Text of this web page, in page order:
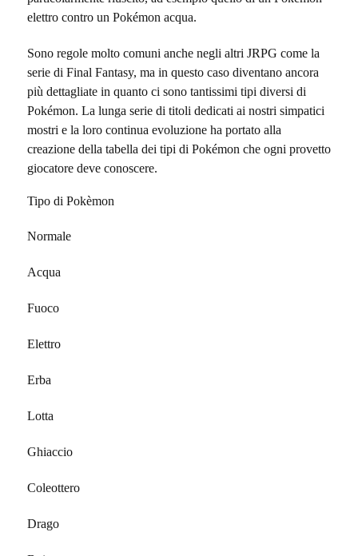
elettro contro un Pokémon acqua.
Sono regole molto comuni anche negli altri JRPG come la
serie di Final Fantasy, ma in questo caso diventano ancora
più dettagliate in quanto ci sono tantissimi tipi diversi di
Pokémon. La lunga serie di titoli dedicati ai nostri simpatici
mostri e la loro continua evoluzione ha portato alla
creazione della tabella dei tipi di Pokémon che ogni provetto
giocatore deve conoscere.
Tipo di Pokèmon
Normale
Acqua
Fuoco
Elettro
Erba
Lotta
Ghiaccio
Coleottero
Drago